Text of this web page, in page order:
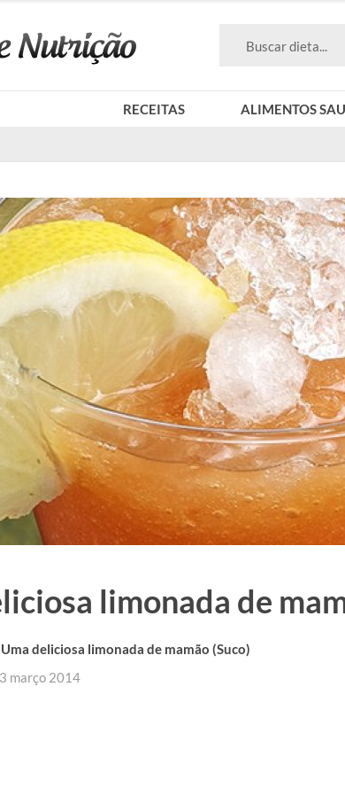
RECEITAS ALIMENTOS
limonada de
Uma deliciosa limonada de mamão (Suco)
março 2014